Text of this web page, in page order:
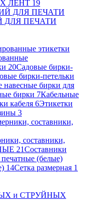
ЛЕНТ 19
ДЛЯ ПЕЧАТИ
20Садовые бирки-
бирки-петельки
бирки для
бирки 7Кабельные
кабеля 6Этикетки
3
составники,
21Составники
(белые)
14Сетка размерная 1